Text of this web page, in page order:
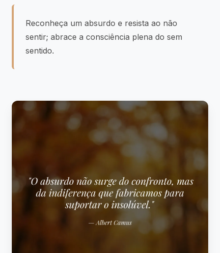
Reconheça um absurdo e resista ao não
sentir; abrace a consciência plena do sem
sentido.